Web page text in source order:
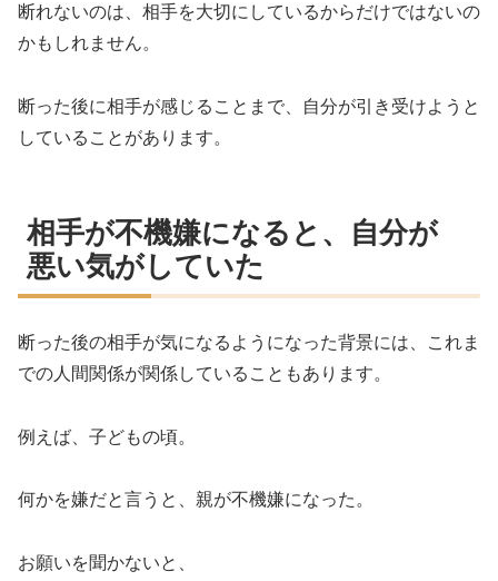
断れないのは、相手を大切にしているからだけではないの
かもしれません。
断った後に相手が感じることまで、自分が引き受けようと
していることがあります。
相手が不機嫌になると、自分が
悪い気がしていた
断った後の相手が気になるようになった背景には、これま
での人間関係が関係していることもあります。
例えば、子どもの頃。
何かを嫌だと言うと、親が不機嫌になった。
お願いを聞かないと、